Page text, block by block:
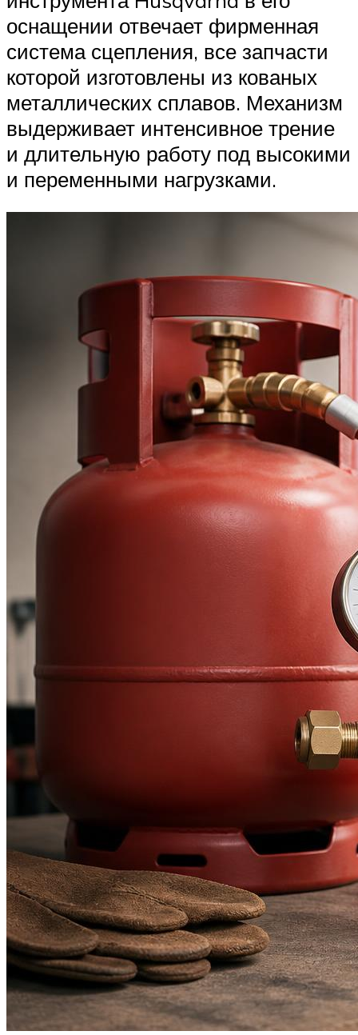
оснащении отвечает фирменная
система сцепления, все запчасти
которой изготовлены из кованых
металлических сплавов. Механизм
выдерживает интенсивное трение
и длительную работу под высокими
и переменными нагрузками.